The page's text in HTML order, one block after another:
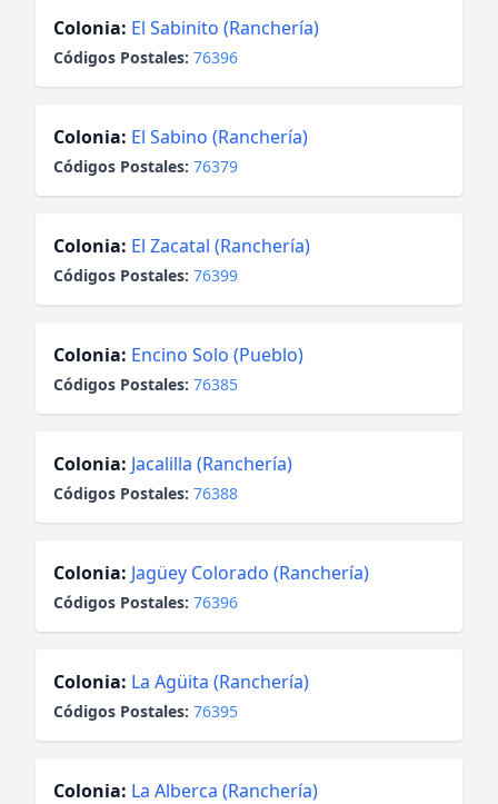
Colonia: El Sabinito (Ranchería)
Códigos Postales: 76396
Colonia: El Sabino (Ranchería)
Códigos Postales: 76379
Colonia: El Zacatal (Ranchería)
Códigos Postales: 76399
Colonia: Encino Solo (Pueblo)
Códigos Postales: 76385
Colonia: Jacalilla (Ranchería)
Códigos Postales: 76388
Colonia: Jagüey Colorado (Ranchería)
Códigos Postales: 76396
Colonia: La Agüita (Ranchería)
Códigos Postales: 76395
Colonia: La Alberca (Ranchería)